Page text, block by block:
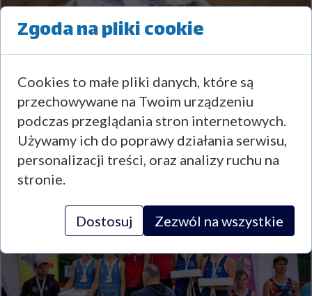
Zgoda na pliki cookie
Cookies to małe pliki danych, które są
przechowywane na Twoim urządzeniu
podczas przeglądania stron internetowych.
Używamy ich do poprawy działania serwisu,
personalizacji treści, oraz analizy ruchu na
stronie.
Dostosuj Zezwól na wszystkie